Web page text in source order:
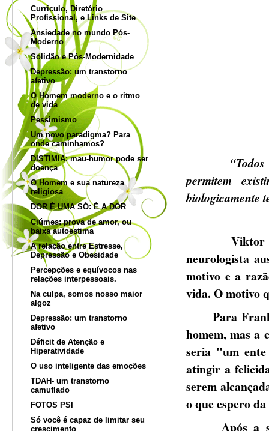
Curriculo, Diretório
Profissional, e Links de Site
Ansiedade no mundo Pós-
Moderno
Solidão e Pós-Modernidade
Depressão: um transtorno
afetivo
O Homem moderno e o ritmo
de vida
Pessimismo
Um novo paradigma? Para
onde caminhamos?
DISTIMIA: mau-humor pode ser
doença
O Homem e sua natureza
religiosa
DOR É UMA SÓ: É A DOR
Ciúmes: prova de amor, ou
baixa autoestima
A relação entre Estresse,
Depressão e Obesidade
Percepções e equívocos nas
relações interpessoais.
Na culpa, somos nosso maior
algoz
Depressão: um transtorno
afetivo
Déficit de Atenção e
Hiperatividade
O uso inteligente das emoções
TDAH- um transtorno
camuflado
FOTOS PSI
Só você é capaz de limitar seu
crescimento
permitem
biologicamente
Viktor Emil
neurologista
motivo e a
vida. O motivo
Para
homem, mas a
seria "um ente
atingir a
serem
o que espero
Após a